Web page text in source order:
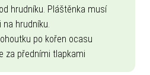
hrudníku. Pláštěnka musí
hrudníku.
po kořen ocasu
za předními tlapkami